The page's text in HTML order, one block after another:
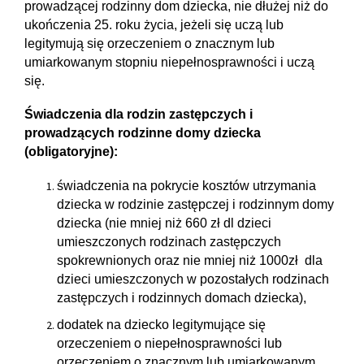
prowadzącej rodzinny dom dziecka, nie dłużej niż do
ukończenia 25. roku życia, jeżeli się uczą lub
legitymują się orzeczeniem o znacznym lub
umiarkowanym stopniu niepełnosprawności i uczą
się.
Świadczenia dla rodzin zastępczych i
prowadzących rodzinne domy dziecka
(obligatoryjne):
świadczenia na pokrycie kosztów utrzymania
dziecka w rodzinie zastępczej i rodzinnym domy
dziecka (nie mniej niż 660 zł dl dzieci
umieszczonych rodzinach zastępczych
spokrewnionych oraz nie mniej niż 1000zł dla
dzieci umieszczonych w pozostałych rodzinach
zastępczych i rodzinnych domach dziecka),
dodatek na dziecko legitymujące się
orzeczeniem o niepełnosprawności lub